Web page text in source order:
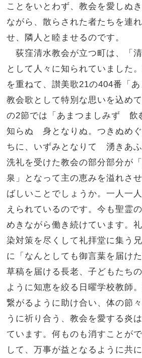
ことをいとわず、教会を愛しぬ
ながら、散らされた者たちを連
せ、隣人と睦ませるのです。
荻窪清水教会が立つ町は、「
として人々に知られていました
を重ねて、讃美歌21の404番「
教会歌として特別な思いを込め
の2節では「あまつましみず 飲
知らぬ 身となりぬ。つきぬめ
ちに、いずみとなりて 湧きあふ
洗礼を受けた教会の部分部分が
泉」となって主の恵みを溢れさ
ばしいことでしょうか。一人一
えられているのです。今も聖霊
めきながら働き続けています。
染対策を尽くして礼拝堂に集う
に「なんとしても御言葉を届け
草稿を届ける長老、子どもたち
ように知恵を絞る日曜学校教師
繋がるように助け合い、体の節
うに祈り合う、教会を愛する炎
ています。何ものも消すことが
して、万事が益となるように共